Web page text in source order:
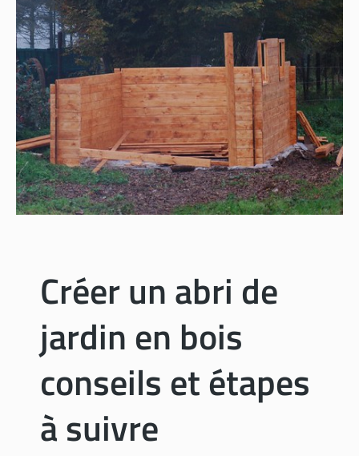
i
q
u
e
g
m
e
n
t
e
r
l
a
v
a
r
d
e
m
a
i
s
Créer un abri de
jardin en bois
conseils et étapes
à suivre